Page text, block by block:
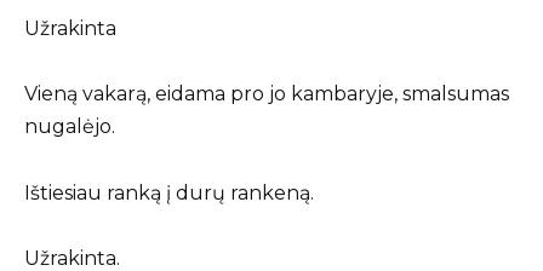
Užrakinta
Vieną vakarą, eidama pro jo kambaryje, smalsumas
nugalėjo.
Ištiesiau ranką į durų rankeną.
Užrakinta.